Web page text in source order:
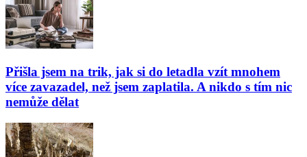
Přišla jsem na trik, jak si do letadla vzít mnohem
více zavazadel, než jsem zaplatila. A nikdo s tím nic
nemůže dělat